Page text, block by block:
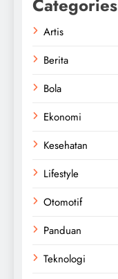
Categories
Artis
Berita
Bola
Ekonomi
Kesehatan
Lifestyle
Otomotif
Panduan
Teknologi